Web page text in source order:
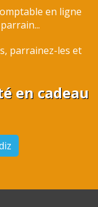
en ligne
parrainez-les et
en cadeau